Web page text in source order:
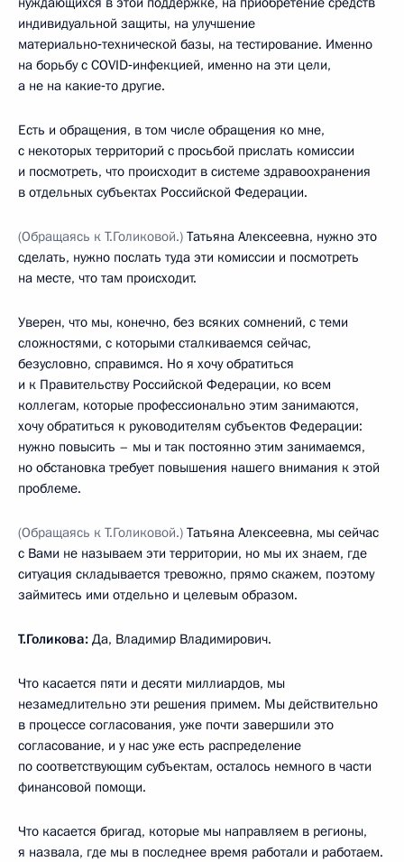
индивидуальной защиты, на улучшение
материально‑технической базы, на тестирование. Именно
на борьбу с COVID‑инфекцией, именно на эти цели,
а не на какие‑то другие.
Есть и обращения, в том числе обращения ко мне,
с некоторых территорий с просьбой прислать комиссии
и посмотреть, что происходит в системе здравоохранения
в отдельных субъектах Российской Федерации.
(Обращаясь к Т.Голиковой.) Татьяна Алексеевна, нужно это
сделать, нужно послать туда эти комиссии и посмотреть
на месте, что там происходит.
Уверен, что мы, конечно, без всяких сомнений, с теми
сложностями, с которыми сталкиваемся сейчас,
безусловно, справимся. Но я хочу обратиться
и к Правительству Российской Федерации, ко всем
коллегам, которые профессионально этим занимаются,
хочу обратиться к руководителям субъектов Федерации:
нужно повысить – мы и так постоянно этим занимаемся,
но обстановка требует повышения нашего внимания к этой
проблеме.
(Обращаясь к Т.Голиковой.) Татьяна Алексеевна, мы сейчас
с Вами не называем эти территории, но мы их знаем, где
ситуация складывается тревожно, прямо скажем, поэтому
займитесь ими отдельно и целевым образом.
Т.Голикова: Да, Владимир Владимирович.
Что касается пяти и десяти миллиардов, мы
незамедлительно эти решения примем. Мы действительно
в процессе согласования, уже почти завершили это
согласование, и у нас уже есть распределение
по соответствующим субъектам, осталось немного в части
финансовой помощи.
Что касается бригад, которые мы направляем в регионы,
я назвала, где мы в последнее время работали и работаем.